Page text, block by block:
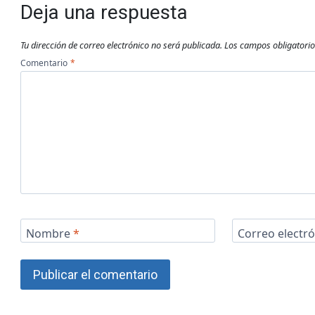
Deja una respuesta
Tu dirección de correo electrónico no será publicada. Los campos
Comentario *
Nombre* Correo